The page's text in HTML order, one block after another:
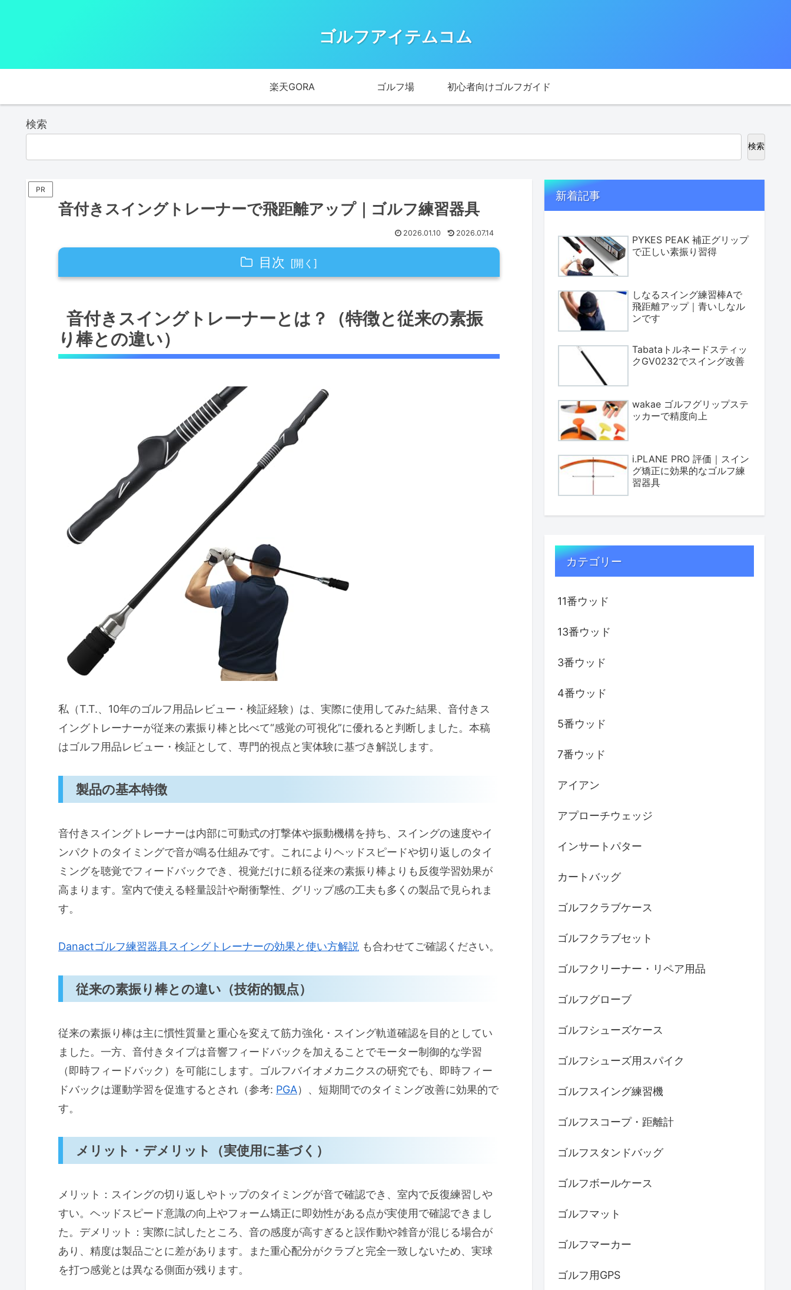
ゴルフアイテムコム
楽天GORA ゴルフ場 初心者向けゴルフガイド
検索
検索
PR
音付きスイングトレーナーで飛距離アップ｜ゴルフ練習器具
2026.01.10 2026.07.14
目次
製品の基本特徴
従来の素振り棒との違い（技術的観点）
メリット・デメリット（実使用に基づく）
期待できる効果：ヘッドスピード・飛距離・姿勢矯正の仕組み
ヘッドスピードと飛距離：物理原理とトレーニング効果
姿勢矯正：感覚フィードバックとフォーム修正
誰に向く？：初心者〜上級者、室内練習やギフト向きの使い分け
初心者〜中級者に向く理由
上級者・室内練習・ギフトとしての使い分け
デメリット（正直な評価）
具体的な使い方と練習メニュー（自宅で安全に効果を出す方法）
導入（著者情報と検証概要）
基本の使い方（安全第一）
おすすめ練習メニュー（初心者〜上級者対応）
デメリットと注意点（正直な所見）
購入前の注意点とデメリット（素材・長さ・音の大きさ・安全性）
安全性の懸念
よくある質問（素材、メンテナンス、効果が出る期間など）
メンテナンスと保管方法
効果が出る期間（現実的な目安）
メリット・デメリット（率直に）
まとめ：短期間で効果を出すためのポイントとおすすめ活用法
おすすめ活用法とスケジュール例
著者プロフィール
T.T.
音付きスイングトレーナーとは？（特徴と従来の素振
り棒との違い）
私（T.T.、10年のゴルフ用品レビュー・検証経験）は、実際に使用してみた結果、音付きス
イングトレーナーが従来の素振り棒と比べて“感覚の可視化”に優れると判断しました。本稿
はゴルフ用品レビュー・検証として、専門的視点と実体験に基づき解説します。
製品の基本特徴
音付きスイングトレーナーは内部に可動式の打撃体や振動機構を持ち、スイングの速度やイ
ンパクトのタイミングで音が鳴る仕組みです。これによりヘッドスピードや切り返しのタイ
ミングを聴覚でフィードバックでき、視覚だけに頼る従来の素振り棒よりも反復学習効果が
高まります。室内で使える軽量設計や耐衝撃性、グリップ感の工夫も多くの製品で見られま
す。
Danactゴルフ練習器具スイングトレーナーの効果と使い方解説 も合わせてご確認ください。
従来の素振り棒との違い（技術的観点）
従来の素振り棒は主に慣性質量と重心を変えて筋力強化・スイング軌道確認を目的としてい
ました。一方、音付きタイプは音響フィードバックを加えることでモーター制御的な学習
（即時フィードバック）を可能にします。ゴルフバイオメカニクスの研究でも、即時フィー
ドバックは運動学習を促進するとされ（参考: PGA）、短期間でのタイミング改善に効果的で
す。
メリット・デメリット（実使用に基づく）
メリット：スイングの切り返しやトップのタイミングが音で確認でき、室内で反復練習しや
すい。ヘッドスピード意識の向上やフォーム矯正に即効性がある点が実使用で確認できまし
た。デメリット：実際に試したところ、音の感度が高すぎると誤作動や雑音が混じる場合が
あり、精度は製品ごとに差があります。また重心配分がクラブと完全一致しないため、実球
を打つ感覚とは異なる側面が残ります。
新着記事
PYKES PEAK 補正グリップ
で正しい素振り習得
しなるスイング練習棒Aで
飛距離アップ｜青いしなル
ンです
Tabataトルネードスティッ
クGV0232でスイング改善
wakae ゴルフグリップステ
ッカーで精度向上
i.PLANE PRO 評価｜スイン
グ矯正に効果的なゴルフ練
習器具
カテゴリー
11番ウッド
13番ウッド
3番ウッド
4番ウッド
5番ウッド
7番ウッド
アイアン
アプローチウェッジ
インサートパター
カートバッグ
ゴルフクラブケース
ゴルフクラブセット
ゴルフクリーナー・リペア用品
ゴルフグローブ
ゴルフシューズケース
ゴルフシューズ用スパイク
ゴルフスイング練習機
ゴルフスコープ・距離計
ゴルフスタンドバッグ
ゴルフボールケース
ゴルフマット
ゴルフマーカー
ゴルフ用GPS